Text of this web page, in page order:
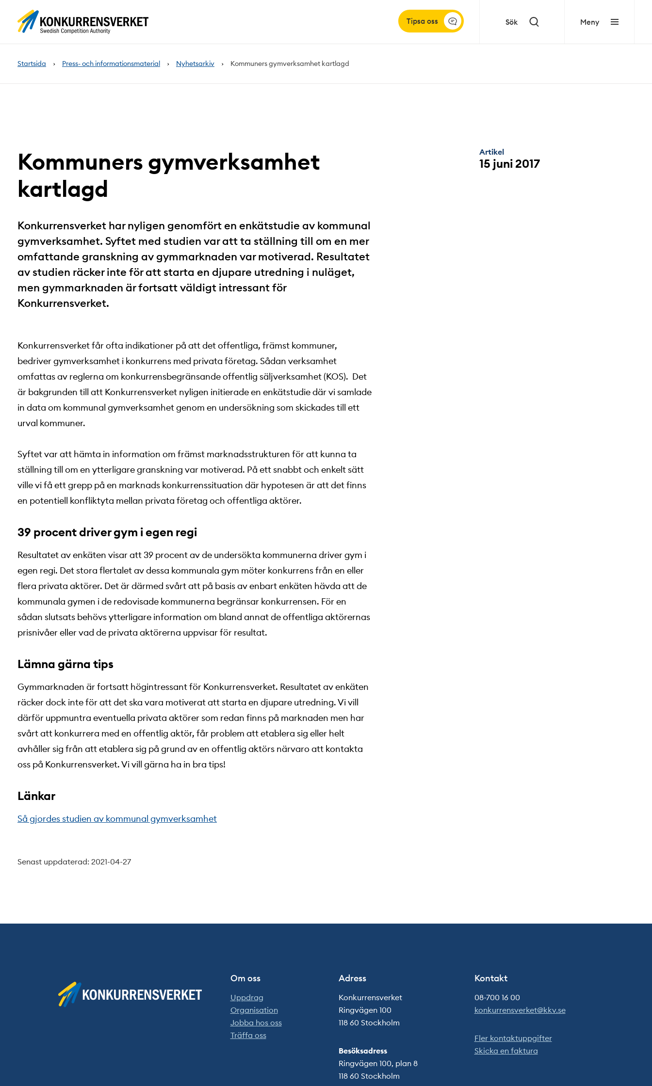
Tipsa oss Sök Meny
Startsida Press- och informationsmaterial Nyhetsarkiv Kommuners gymverksamhet kartlagd
Kommuners gymverksamhet
kartlagd
Konkurrensverket har nyligen genomfört en enkätstudie av kommunal
gymverksamhet. Syftet med studien var att ta ställning till om en mer
omfattande granskning av gymmarknaden var motiverad. Resultatet
av studien räcker inte för att starta en djupare utredning i nuläget,
men gymmarknaden är fortsatt väldigt intressant för
Konkurrensverket.
Konkurrensverket får ofta indikationer på att det offentliga, främst kommuner,
bedriver gymverksamhet i konkurrens med privata företag. Sådan verksamhet
omfattas av reglerna om konkurrensbegränsande offentlig säljverksamhet (KOS). Det
är bakgrunden till att Konkurrensverket nyligen initierade en enkätstudie där vi samlade
in data om kommunal gymverksamhet genom en undersökning som skickades till ett
urval kommuner.
Syftet var att hämta in information om främst marknadsstrukturen för att kunna ta
ställning till om en ytterligare granskning var motiverad. På ett snabbt och enkelt sätt
ville vi få ett grepp på en marknads konkurrenssituation där hypotesen är att det finns
en potentiell konfliktyta mellan privata företag och offentliga aktörer.
39 procent driver gym i egen regi
Resultatet av enkäten visar att 39 procent av de undersökta kommunerna driver gym i
egen regi. Det stora flertalet av dessa kommunala gym möter konkurrens från en eller
flera privata aktörer. Det är därmed svårt att på basis av enbart enkäten hävda att de
kommunala gymen i de redovisade kommunerna begränsar konkurrensen. För en
sådan slutsats behövs ytterligare information om bland annat de offentliga aktörernas
prisnivåer eller vad de privata aktörerna uppvisar för resultat.
Lämna gärna tips
Gymmarknaden är fortsatt högintressant för Konkurrensverket. Resultatet av enkäten
räcker dock inte för att det ska vara motiverat att starta en djupare utredning. Vi vill
därför uppmuntra eventuella privata aktörer som redan finns på marknaden men har
svårt att konkurrera med en offentlig aktör, får problem att etablera sig eller helt
avhåller sig från att etablera sig på grund av en offentlig aktörs närvaro att kontakta
oss på Konkurrensverket. Vi vill gärna ha in bra tips!
Länkar
Så gjordes studien av kommunal gymverksamhet
Senast uppdaterad: 2021-04-27
Artikel
15 juni 2017
Om oss
Uppdrag
Organisation
Jobba hos oss
Träffa oss
Adress
Konkurrensverket
Ringvägen 100
118 60 Stockholm
Besöksadress
Ringvägen 100, plan 8
118 60 Stockholm
Kontakt
08-700 16 00
konkurrensverket@kkv.se
Fler kontaktuppgifter
Skicka en faktura